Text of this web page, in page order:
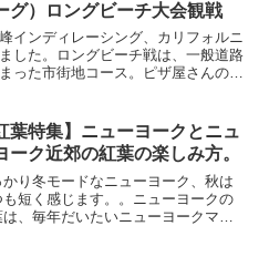
グ）ロングビーチ大会観戦
インディレーシング、カリフォルニ
した。ロングビーチ戦は、一般道路
った市街地コース。ピザ屋さんの前
葉特集】ニューヨークとニュ
ーク近郊の紅葉の楽しみ方。
かり冬モードなニューヨーク、秋は
も短く感じます。。ニューヨークの
、毎年だいたいニューヨークマラ